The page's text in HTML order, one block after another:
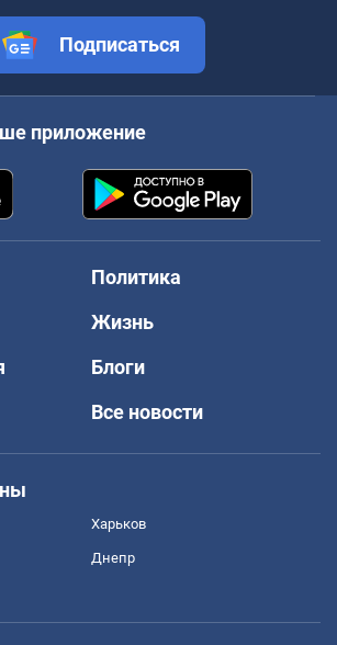
Подписаться
приложение
Политика
Жизнь
Блоги
Все новости
Харьков
Днепр